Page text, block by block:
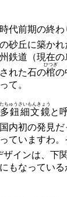
代前期の終
砂丘に築かれ
鉄道（現在
れた石の棺
ひつぎ
の
て。
多鈕細文鏡
たちゅうさいもんきょう
と
内初の発見
ていますわ
ザインは、下
もなってい